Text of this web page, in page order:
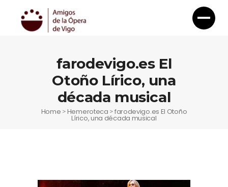
farodevigo.es El
Otoño Lírico, una
década musical
Home >Hemeroteca >farodevigo.es El Otoño
Lírico, una década musical